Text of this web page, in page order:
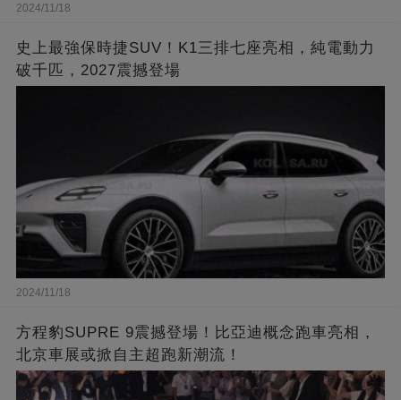
2024/11/18
史上最強保時捷SUV！K1三排七座亮相，純電動力
破千匹，2027震撼登場
2024/11/18
方程豹SUPRE 9震撼登場！比亞迪概念跑車亮相，
北京車展或掀自主超跑新潮流！